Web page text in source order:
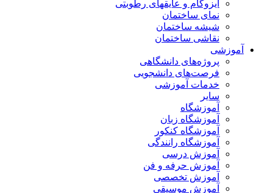
ایزوگام و عایقهای رطوبتی
نمای ساختمان
شیشه ساختمان
نقاشی ساختمان
آموزشی
پروژه‌های دانشگاهی
فرصت‌های دانشجویی
خدمات آموزشی
سایر
آموزشگاه
آموزشگاه زبان
آموزشگاه کنکور
آموزشگاه رانندگی
آموزش درسی
آموزش حرفه و فن
آموزش تخصصی
آموزش موسیقی